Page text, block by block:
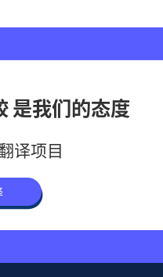
是我们的态度
译项目